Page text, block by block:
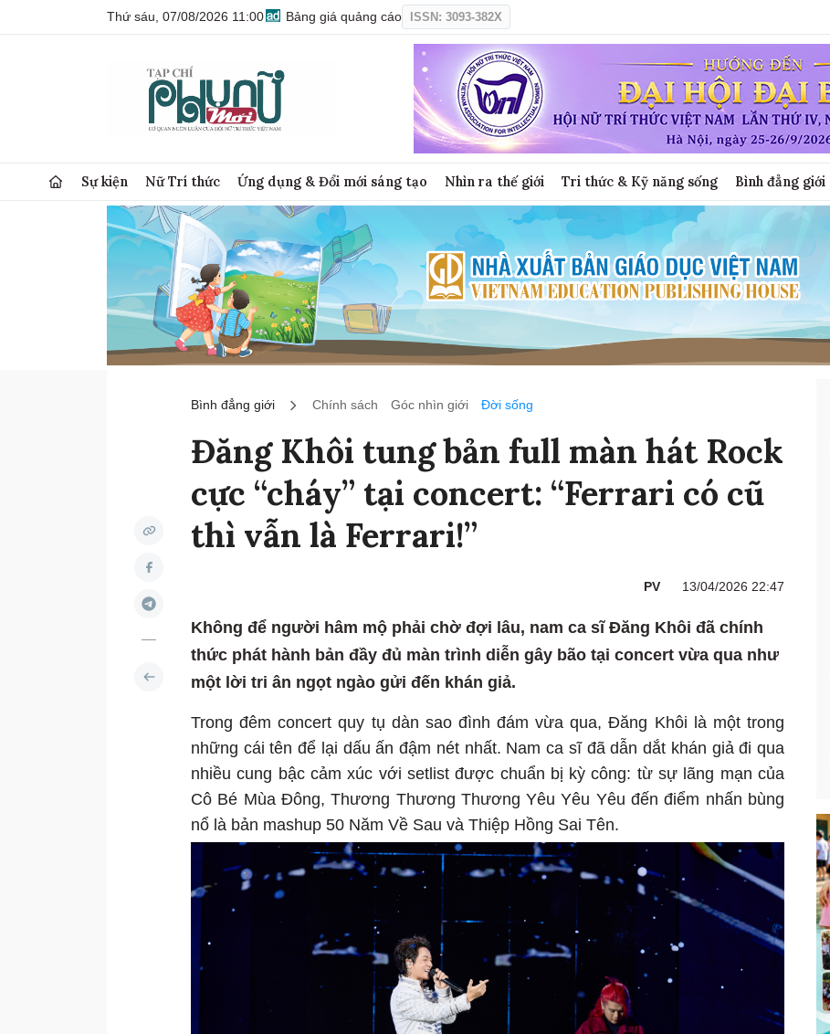
Thứ sáu, 07/08/2026 11:00 Bảng giá quảng cáo ISSN: 3093-382X
Sự kiện Nữ Trí thức Ứng dụng & Đổi mới sáng tạo Nhìn ra thế giới Tri thức & Kỹ năng sống Bình đẳng giới
Bình đẳng giới Chính sách Góc nhìn giới Đời sống
Đăng Khôi tung bản full màn hát Rock
cực “cháy” tại concert: “Ferrari có cũ
thì vẫn là Ferrari!”
PV 13/04/2026 22:47
Không để người hâm mộ phải chờ đợi lâu, nam ca sĩ Đăng Khôi đã chính
thức phát hành bản đầy đủ màn trình diễn gây bão tại concert vừa qua như
một lời tri ân ngọt ngào gửi đến khán giả.
Trong đêm concert quy tụ dàn sao đình đám vừa qua, Đăng Khôi là một trong
những cái tên để lại dấu ấn đậm nét nhất. Nam ca sĩ đã dẫn dắt khán giả đi qua
nhiều cung bậc cảm xúc với setlist được chuẩn bị kỳ công: từ sự lãng mạn của
Cô Bé Mùa Đông, Thương Thương Thương Yêu Yêu Yêu đến điểm nhấn bùng
nổ là bản mashup 50 Năm Về Sau và Thiệp Hồng Sai Tên.